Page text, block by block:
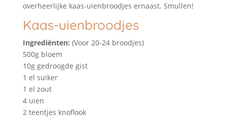
overheerlijke kaas-uienbroodjes ernaast. Smullen!
Kaas-uienbroodjes
Ingrediënten: (Voor 20-24 broodjes)
500g bloem
10g gedroogde gist
1 el suiker
1 el zout
4 uien
2 teentjes knoflook